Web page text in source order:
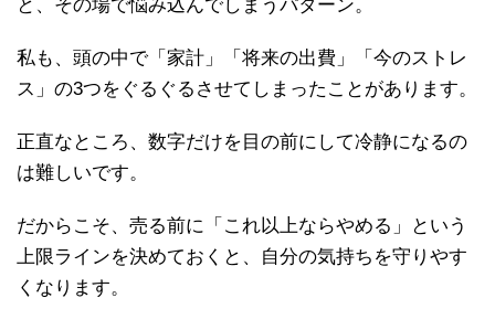
と、その場で悩み込んでしまうパターン。
私も、頭の中で「家計」「将来の出費」「今のストレ
ス」の3つをぐるぐるさせてしまったことがあります。
正直なところ、数字だけを目の前にして冷静になるの
は難しいです。
だからこそ、売る前に「これ以上ならやめる」という
上限ラインを決めておくと、自分の気持ちを守りやす
くなります。